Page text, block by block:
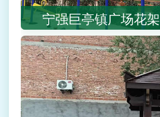
宁强巨亭镇广场花架